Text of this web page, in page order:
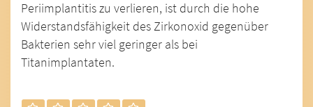
Periimplantitis zu verlieren, ist durch die hohe
Widerstandsfähigkeit des Zirkonoxid gegenüber
Bakterien sehr viel geringer als bei
Titanimplantaten.